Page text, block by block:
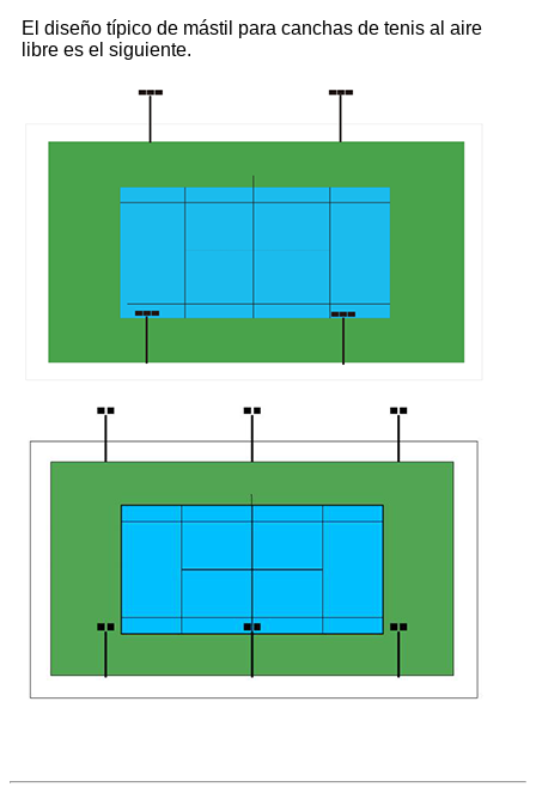
El diseño típico de mástil para canchas de tenis al aire
libre es el siguiente.